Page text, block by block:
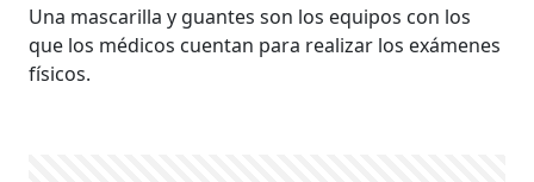
Una mascarilla y guantes son los equipos con los
que los médicos cuentan para realizar los exámenes
físicos.